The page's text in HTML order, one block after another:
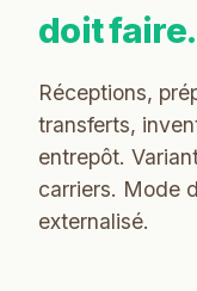
doit faire.
Réceptions,
transferts,
entrepôt.
carriers. Mode
externalisé.